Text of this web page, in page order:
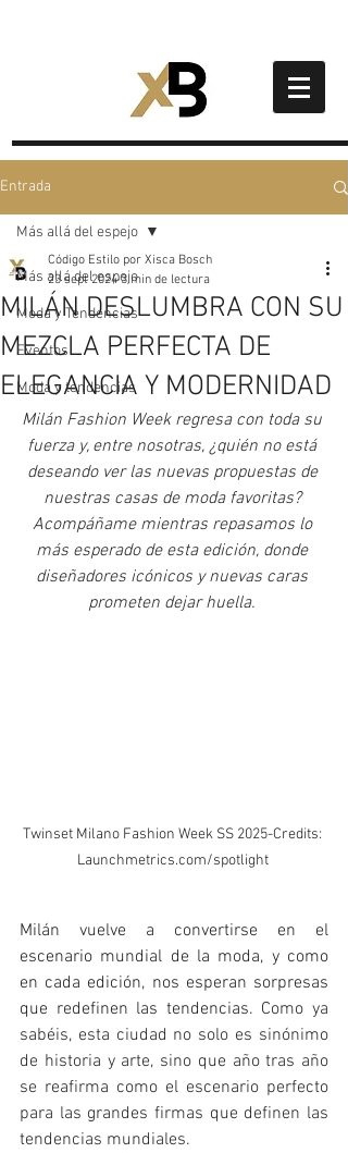
Entrada
Más allá del espejo
Moda y Tendencias
Eventos
Moda y tendencias
Más allá del espejo
MILÁN DESLUMBRA CON SU
MEZCLA PERFECTA DE
ELEGANCIA Y MODERNIDAD
Código Estilo por Xisca Bosch
23 sept 2024 3 min de lectura
Milán Fashion Week regresa con toda su
fuerza y, entre nosotras, ¿quién no está
deseando ver las nuevas propuestas de
nuestras casas de moda favoritas?
Acompáñame mientras repasamos lo
más esperado de esta edición, donde
diseñadores icónicos y nuevas caras
prometen dejar huella.
Twinset Milano Fashion Week SS 2025-Credits:
Launchmetrics.com/spotlight
Milán vuelve a convertirse en el
escenario mundial de la moda, y como
en cada edición, nos esperan sorpresas
que redefinen las tendencias. Como ya
sabéis, esta ciudad no solo es sinónimo
de historia y arte, sino que año tras año
se reafirma como el escenario perfecto
para las grandes firmas que definen las
tendencias mundiales.